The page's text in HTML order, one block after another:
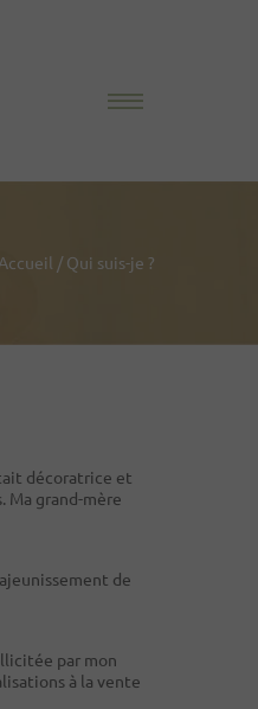
Accueil / Qui suis-je ?
décoratrice et
grand-mère
de
par mon
à la vente